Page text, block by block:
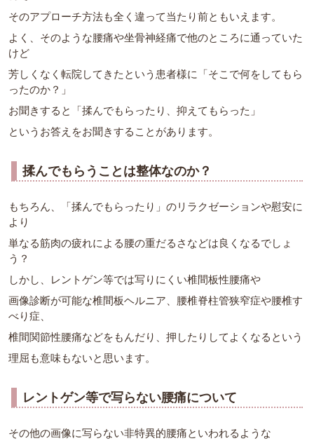
そのアプローチ方法も全く違って当たり前ともいえます。
よく、そのような腰痛や坐骨神経痛で他のところに通っていた
けど
芳しくなく転院してきたという患者様に「そこで何をしてもら
ったのか？」
お聞きすると「揉んでもらったり、抑えてもらった」
というお答えをお聞きすることがあります。
揉んでもらうことは整体なのか？
もちろん、「揉んでもらったり」のリラクゼーションや慰安に
より
単なる筋肉の疲れによる腰の重だるさなどは良くなるでしょ
う？
しかし、レントゲン等では写りにくい椎間板性腰痛や
画像診断が可能な椎間板ヘルニア、腰椎脊柱管狭窄症や腰椎す
べり症、
椎間関節性腰痛などをもんだり、押したりしてよくなるという
理屈も意味もないと思います。
レントゲン等で写らない腰痛について
その他の画像に写らない非特異的腰痛といわれるような